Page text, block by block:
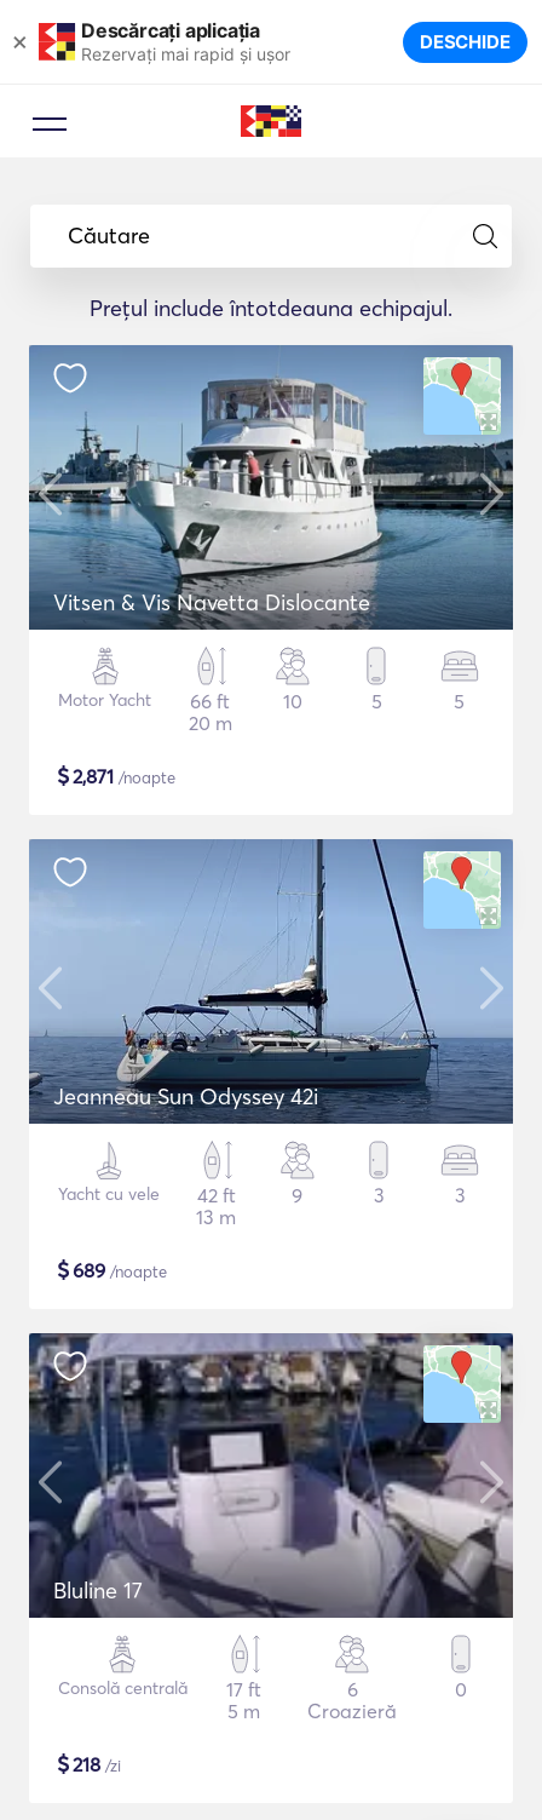
× Descărcați aplicația
Rezervați mai rapid și ușor DESCHIDE
Căutare
Prețul include întotdeauna echipajul.
Vitsen & Vis Navetta Dislocante
Motor Yacht
66 ft
20 m
10 5 5
$2,871 /noapte
Jeanneau Sun Odyssey 42i
Yacht cu vele
42 ft
13 m
9 3 3
$689 /noapte
Bluline 17
Consolă centrală
17 ft
5 m
6
Croazieră
0
$218 /zi